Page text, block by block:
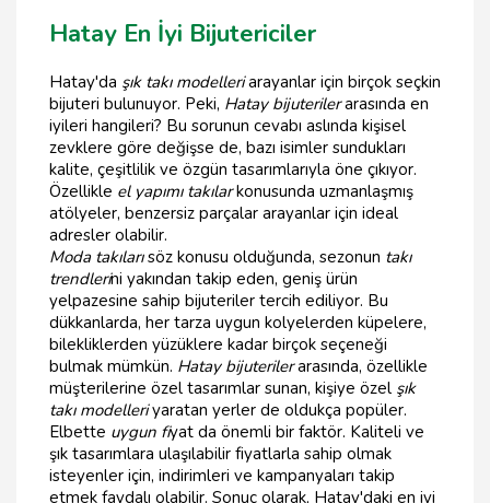
Hatay En İyi Bijutericiler
Hatay'da şık takı modelleriarayanlar için birçok seçkin
bijuteri bulunuyor. Peki, Hatay bijuterilerarasında en
iyileri hangileri? Bu sorunun cevabı aslında kişisel
zevklere göre değişse de, bazı isimler sundukları
kalite, çeşitlilik ve özgün tasarımlarıyla öne çıkıyor.
Özellikle el yapımı takılarkonusunda uzmanlaşmış
atölyeler, benzersiz parçalar arayanlar için ideal
adresler olabilir.
Moda takılarısöz konusu olduğunda, sezonun takı
trendlerini yakından takip eden, geniş ürün
yelpazesine sahip bijuteriler tercih ediliyor. Bu
dükkanlarda, her tarza uygun kolyelerden küpelere,
bilekliklerden yüzüklere kadar birçok seçeneği
bulmak mümkün. Hatay bijuterilerarasında, özellikle
müşterilerine özel tasarımlar sunan, kişiye özel şık
takı modelleriyaratan yerler de oldukça popüler.
Elbette uygun fiyat da önemli bir faktör. Kaliteli ve
şık tasarımlara ulaşılabilir fiyatlarla sahip olmak
isteyenler için, indirimleri ve kampanyaları takip
etmek faydalı olabilir. Sonuç olarak, Hatay'daki en iyi